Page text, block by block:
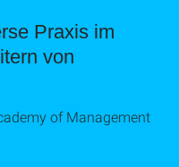
Praxis im
von
of Management